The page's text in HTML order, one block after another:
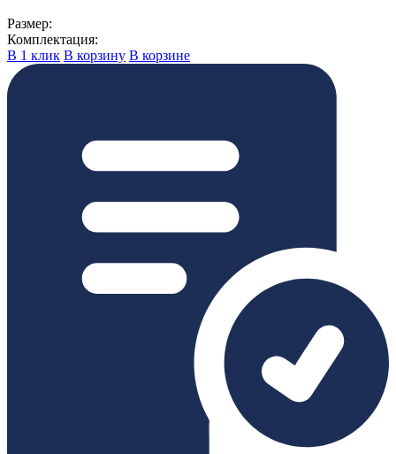
Размер:
Комплектация:
В 1 клик В корзину В корзине